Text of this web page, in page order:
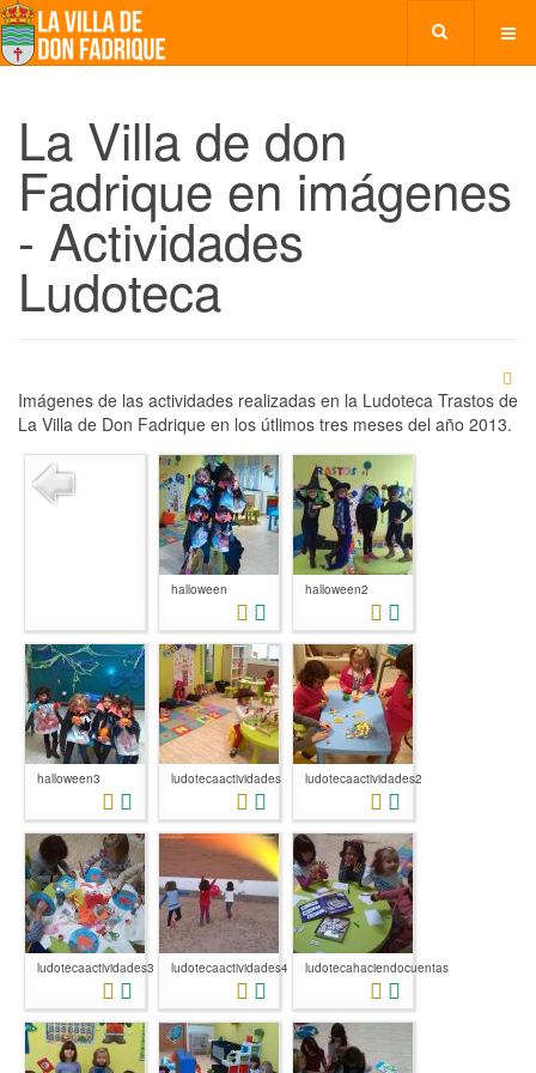
La Villa de don
Fadrique en imágenes
- Actividades
Ludoteca
Imágenes de las actividades realizadas en la Ludoteca Trastos de
La Villa de Don Fadrique en los útlimos tres meses del año 2013.
halloween halloween2
halloween3 ludotecaactividades ludotecaactividades2
ludotecaactividades3 ludotecaactividades4 ludotecahaciendocuentas